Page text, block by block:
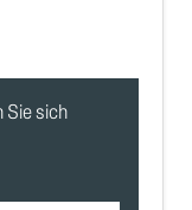
Sie sich